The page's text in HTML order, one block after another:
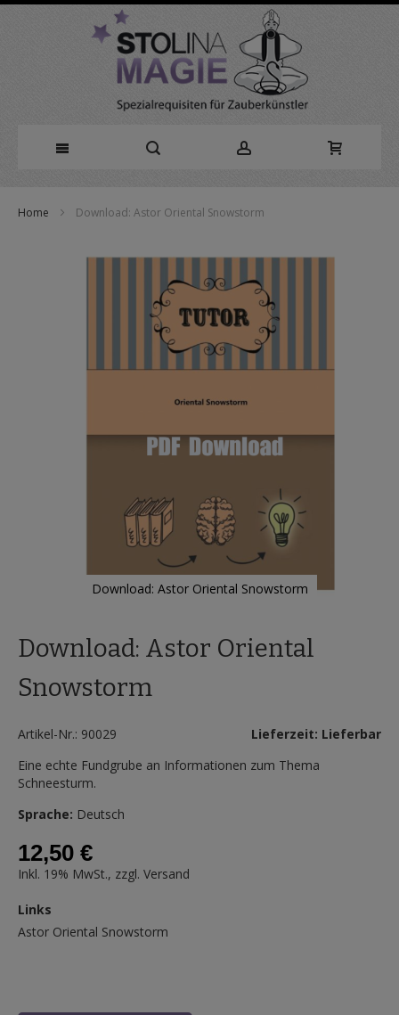
zumHome Download: Astor Oriental Snowstorm
Download: Astor Oriental Snowstorm
der
springen
Download: Astor Oriental
Snowstorm
Artikel-Nr.: 90029
Lieferzeit: Lieferbar
Eine echte Fundgrube an Informationen zum Thema
Schneesturm.
Sprache: Deutsch
12,50 €
Inkl. 19% MwSt., zzgl. Versand
Links
Astor Oriental Snowstorm